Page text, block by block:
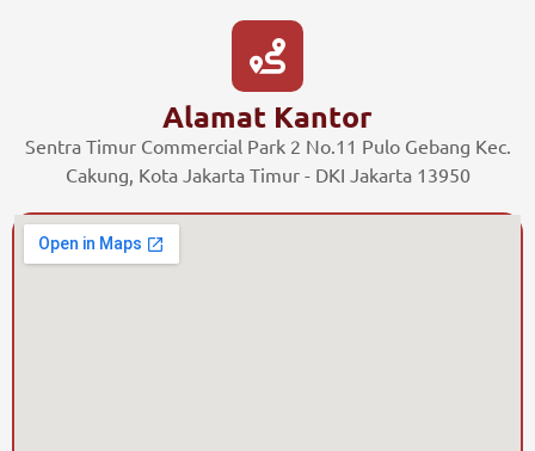
Alamat Kantor
Sentra Timur Commercial Park 2 No.11 Pulo Gebang Kec.
Cakung, Kota Jakarta Timur - DKI Jakarta 13950